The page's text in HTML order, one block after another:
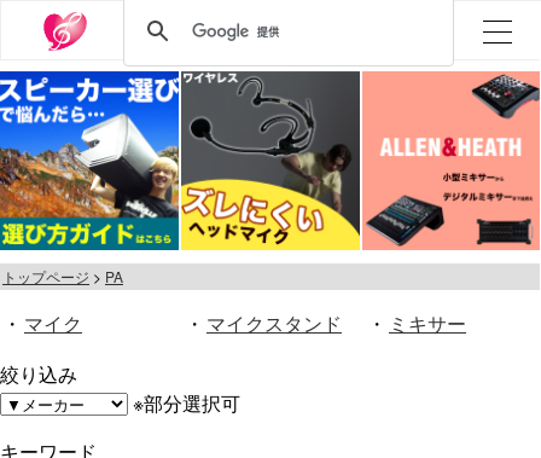
トップページ PA
・ マイク ・ マイクスタンド ・ ミキサー
絞り込み
※部分選択可
キーワード